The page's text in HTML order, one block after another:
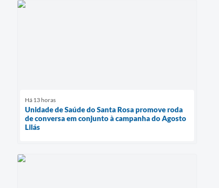
Há 13 horas
Unidade de Saúde do Santa Rosa promove roda
de conversa em conjunto à campanha do Agosto
Lilás